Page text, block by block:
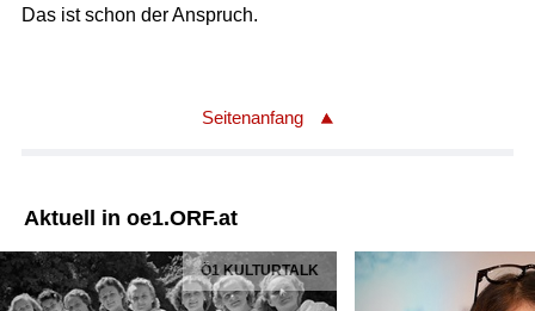
Das ist schon der Anspruch.
Seitenanfang
Aktuell in oe1.ORF.at
Ö1 KULTURTALK